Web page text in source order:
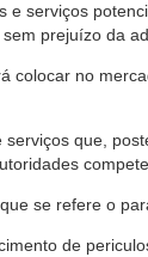
e serviços
prejuízo da
colocar no
que,
se refere o
de